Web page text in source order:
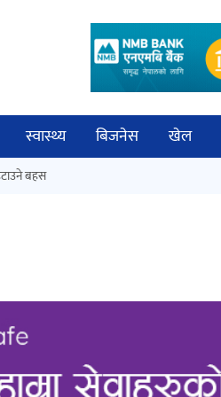
स्वास्थ्य बिजनेस खेल
बहस